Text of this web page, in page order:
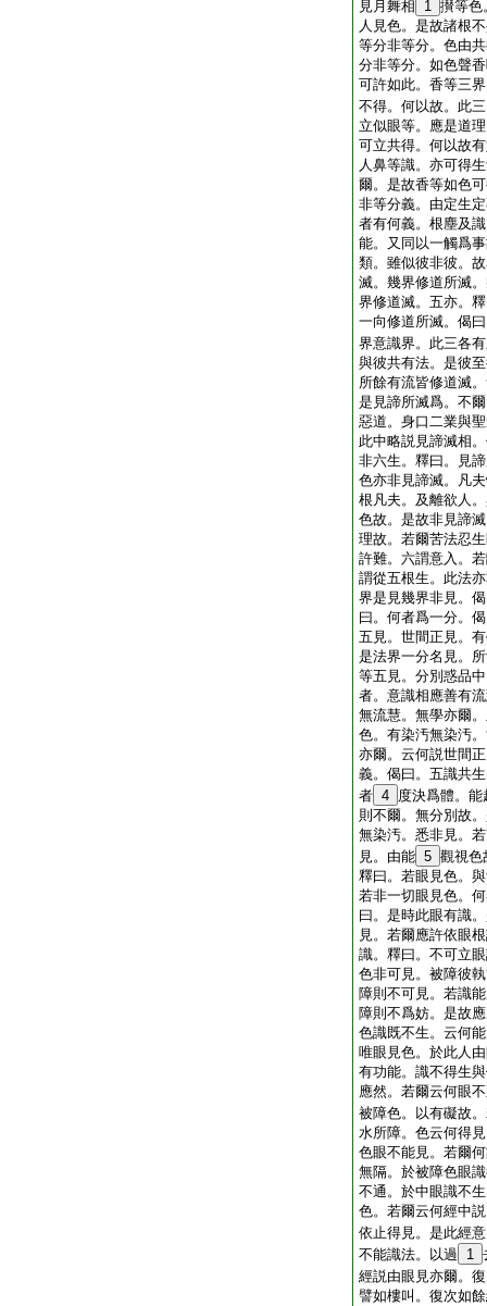
見月舞相 1 攅等色
人見色。是故諸根
等分非等分。色由
分非等分。如色聲
可許如此。香等三
不得。何以故。此
立似眼等。應是道
可立共得。何以故
人鼻等識。亦可得
爾。是故香等如色
非等分義。由定生
者有何義。根塵及
能。又同以一觸爲
類。雖似彼非彼。
滅。幾界修道所滅
界修道滅。五亦。
一向修道所滅。偈
界意識界。此三各
與彼共有法。是彼
所餘有流皆修道滅
是見諦所滅爲。不
惡道。身口二業與
此中略説見諦滅相
非六生。釋曰。見
色亦非見諦滅。凡
根凡夫。及離欲人
色故。是故非見諦
理故。若爾苦法忍
許難。六謂意入。
謂從五根生。此法
界是見幾界非見。
曰。何者爲一分。
五見。世間正見。
是法界一分名見。
等五見。分別惑品
者。意識相應善有
無流慧。無學亦爾
色。有染汚無染汚
亦爾。云何説世間
義。偈曰。五識共
者 4 度決爲體。
則不爾。無分別故
無染汚。悉非見。
見。由能 5 觀視色
釋曰。若眼見色。
若非一切眼見色。
曰。是時此眼有識
見。若爾應許依眼
識。釋曰。不可立
色非可見。被障彼
障則不可見。若識
障則不爲妨。是故
色識既不生。云何
唯眼見色。於此人
有功能。識不得生
應然。若爾云何眼
被障色。以有礙故
水所障。色云何得
色眼不能見。若爾
無隔。於被障色眼
不通。於中眼識不
色。若爾云何經中
依止得見。是此經
不能識法。以過
1
經説由眼見亦爾。
譬如樓叫。復次如